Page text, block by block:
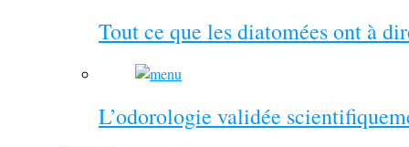
Tout ce que les diatomées ont à
L’odorologie validée